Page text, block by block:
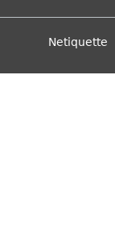
Netiquette